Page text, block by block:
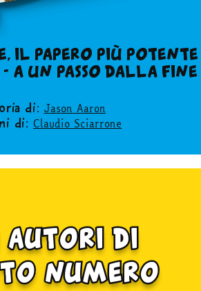
IL PAPERO PIÙ POTENTE
A UN PASSO DALLA FINE
di: Jason Aaron
di: Claudio Sciarrone
di
numero